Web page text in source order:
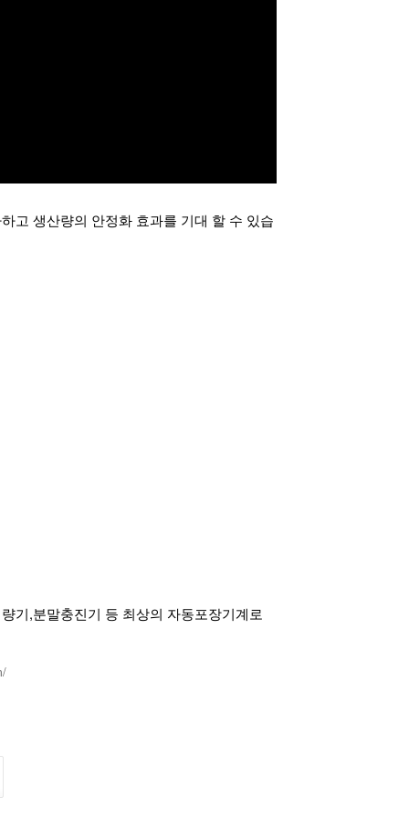
고 생산량의 안정화 효과를 기대 할 수 있습
기,분말충진기 등 최상의 자동포장기계로